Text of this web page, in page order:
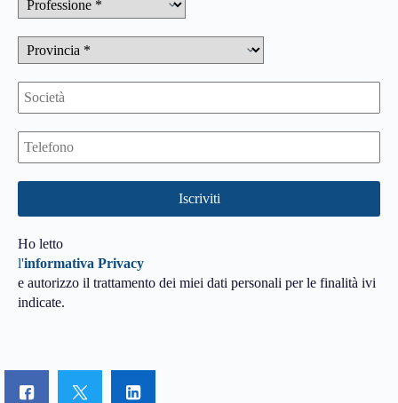
Ho letto
l'informativa Privacy
e autorizzo il trattamento dei miei dati personali per le finalità ivi
indicate.